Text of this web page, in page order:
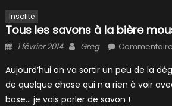
Insolite
Tous les savons à la bière
Posted
1 février 2014 Author
Greg
Aujourd’hui on va sortir un peu de la
de quelque chose qui n’a rien à voir
base… je vais parler de savon !